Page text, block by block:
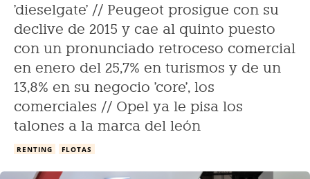
'dieselgate' // Peugeot prosigue con su
declive de 2015 y cae al quinto puesto
con un pronunciado retroceso comercial
en enero del 25,7% en turismos y de un
13,8% en su negocio 'core', los
comerciales // Opel ya le pisa los
talones a la marca del león
RENTING FLOTAS